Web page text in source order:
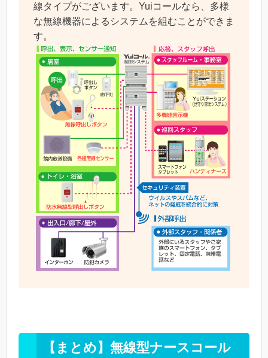
線タイプがございます。Yuiコールなら、多様
な無線機器によるシステムを組むことができま
す。
【まとめ】無線型ナースコール